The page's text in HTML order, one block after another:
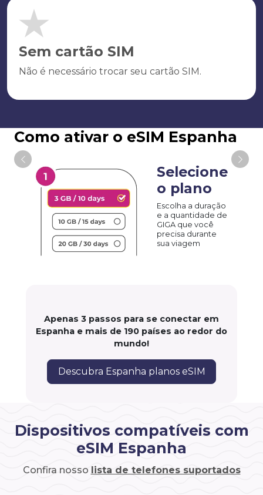
Sem cartão SIM
Não é necessário trocar seu cartão SIM.
Como ativar o eSIM Espanha
Selecione
o plano
Escolha a duração
e a quantidade de
GIGA que você
precisa durante
sua viagem
Apenas 3 passos para se conectar em
Espanha e mais de 190 países ao redor do
mundo!
Descubra Espanha planos eSIM
Dispositivos compatíveis com
eSIM Espanha
Confira nosso lista de telefones suportados